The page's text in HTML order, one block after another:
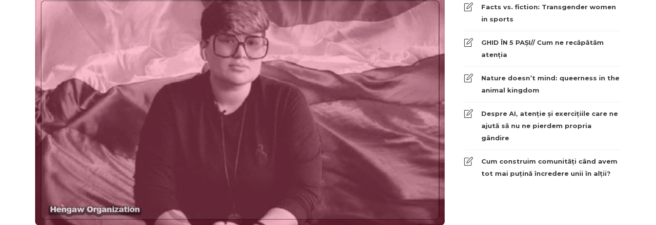
Facts vs. fiction: Transgender women
in sports
GHID ÎN 5 PAȘI// Cum ne recăpătăm
atenția
Nature doesn’t mind: queerness in the
animal kingdom
Despre AI, atenție și exercițiile care ne
ajută să nu ne pierdem propria
gândire
Cum construim comunități când avem
tot mai puțină încredere unii în alții?